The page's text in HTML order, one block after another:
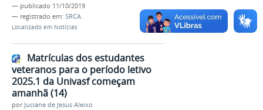
— publicado 11/10/2019
— registrado em: SRCA
Localizado em Notícias
Matrículas dos estudantes
veteranos para o período letivo
2025.1 da Univasf começam
amanhã (14)
por Juciane de Jesus Aleixo